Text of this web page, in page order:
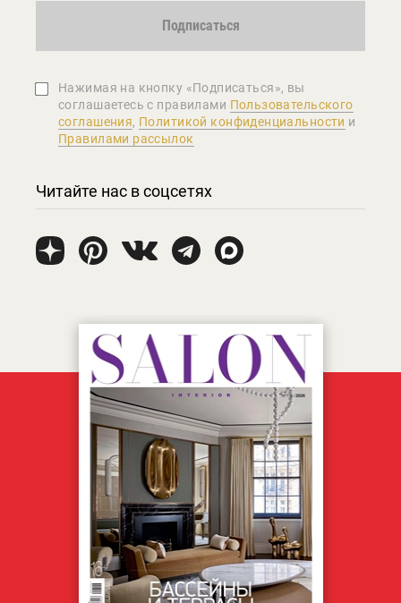
Подписаться
Нажимая на кнопку «Подписаться», вы
соглашаетеcь с правилами Пользовательского
соглашения, Политикой конфиденциальности и
Правилами рассылок
Читайте нас в соцсетях